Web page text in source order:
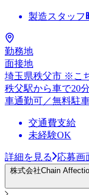
製造スタッフ
勤務地
面接地
埼玉県秩父市 ※こ
秩父駅から車で20分
車通勤可／無料駐
交通費支給
未経験OK
詳細を見る 応募画
株式会社Chain